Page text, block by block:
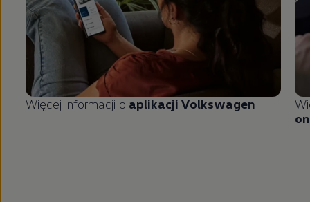
Więcej informacji o aplikacji Volkswagen